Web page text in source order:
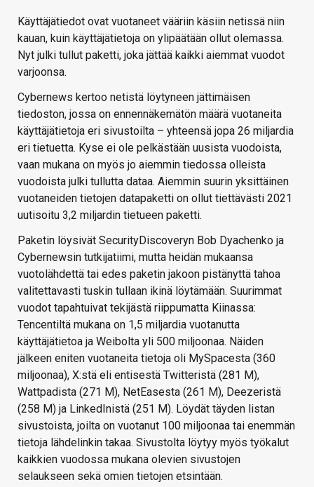
Käyttäjätiedot ovat vuotaneet vääriin käsiin netissä niin
kauan, kuin käyttäjätietoja on ylipäätään ollut olemassa.
Nyt julki tullut paketti, joka jättää kaikki aiemmat vuodot
varjoonsa.
Cybernews kertoo netistä löytyneen jättimäisen
tiedoston, jossa on ennennäkemätön määrä vuotaneita
käyttäjätietoja eri sivustoilta – yhteensä jopa 26 miljardia
eri tietuetta. Kyse ei ole pelkästään uusista vuodoista,
vaan mukana on myös jo aiemmin tiedossa olleista
vuodoista julki tullutta dataa. Aiemmin suurin yksittäinen
vuotaneiden tietojen datapaketti on ollut tiettävästi 2021
uutisoitu 3,2 miljardin tietueen paketti.
Paketin löysivät SecurityDiscoveryn Bob Dyachenko ja
Cybernewsin tutkijatiimi, mutta heidän mukaansa
vuotolähdettä tai edes paketin jakoon pistänyttä tahoa
valitettavasti tuskin tullaan ikinä löytämään. Suurimmat
vuodot tapahtuivat tekijästä riippumatta Kiinassa:
Tencentiltä mukana on 1,5 miljardia vuotanutta
käyttäjätietoa ja Weibolta yli 500 miljoonaa. Näiden
jälkeen eniten vuotaneita tietoja oli MySpacesta (360
miljoonaa), X:stä eli entisestä Twitteristä (281 M),
Wattpadista (271 M), NetEasesta (261 M), Deezeristä
(258 M) ja LinkedInistä (251 M). Löydät täyden listan
sivustoista, joilta on vuotanut 100 miljoonaa tai enemmän
tietoja lähdelinkin takaa. Sivustolta löytyy myös työkalut
kaikkien vuodossa mukana olevien sivustojen
selaukseen sekä omien tietojen etsintään.